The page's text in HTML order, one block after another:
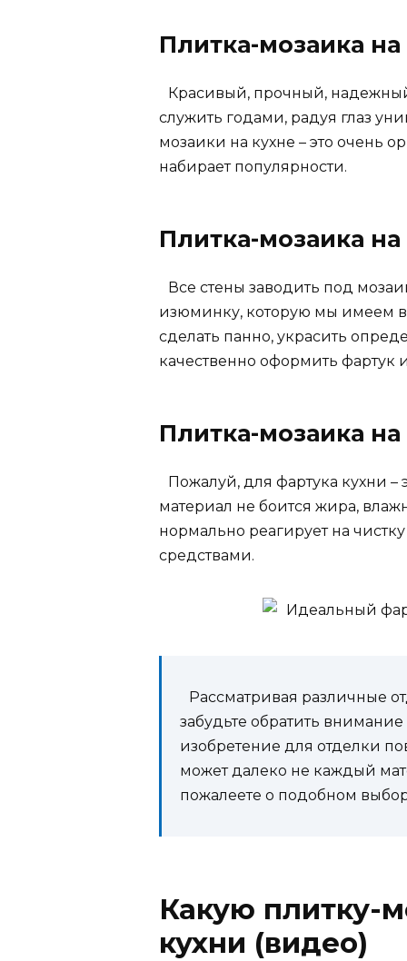
Плитка-мозаика
Красивый, прочный,
служить годами, радуя глаз
мозаики на кухне – это очень
набирает популярности.
Плитка-мозаика на
Все стены заводить под
изюминку, которую мы имеем
сделать панно, украсить
качественно оформить фартук
Плитка-мозаика
Пожалуй, для фартука кухни –
материал не боится жира,
нормально реагирует на
средствами.
Рассматривая различные
забудьте обратить
изобретение для отделки
может далеко не каждый
пожалеете о подобном
Какую плитку-
кухни (видео)